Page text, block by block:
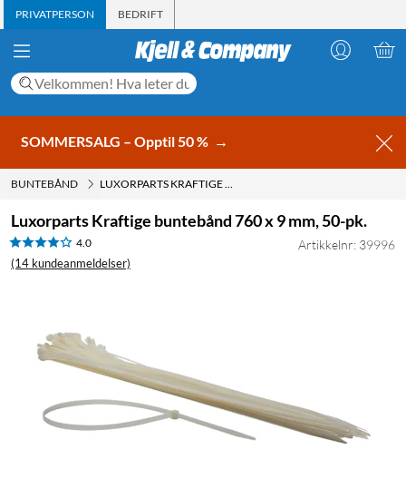
PRIVATPERSON BEDRIFT
SOMMERSALG – Opptil 50 % →
BUNTEBÅND LUXORPARTS KRAFTIGE BUNTEBÅND 760 X 9 MM, 50-PK.
Luxorparts Kraftige buntebånd 760 x 9 mm, 50-pk.
4.0
(14 kundeanmeldelser)
Artikkelnr: 39996